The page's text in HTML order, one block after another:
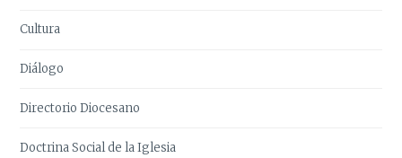
Cultura
Diálogo
Directorio Diocesano
Doctrina Social de la Iglesia